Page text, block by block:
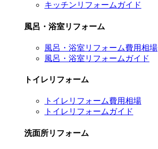
キッチンリフォームガイド
風呂・浴室リフォーム
風呂・浴室リフォーム費用相場
風呂・浴室リフォームガイド
トイレリフォーム
トイレリフォーム費用相場
トイレリフォームガイド
洗面所リフォーム